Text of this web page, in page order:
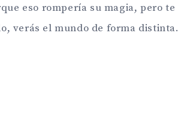
eso rompería su magia, pero te
verás el mundo de forma distinta.